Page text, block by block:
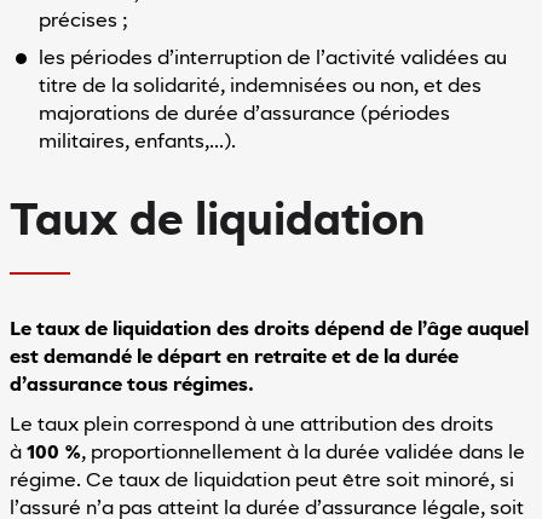
précises ;
les périodes d’interruption de l’activité validées au
titre de la solidarité, indemnisées ou non, et des
majorations de durée d’assurance (périodes
militaires, enfants,…).
Taux de liquidation
Le taux de liquidation des droits dépend de l’âge auquel
est demandé le départ en retraite et de la durée
d’assurance tous régimes.
Le taux plein correspond à une attribution des droits
à 100 %, proportionnellement à la durée validée dans le
régime. Ce taux de liquidation peut être soit minoré, si
l’assuré n’a pas atteint la durée d’assurance légale, soit